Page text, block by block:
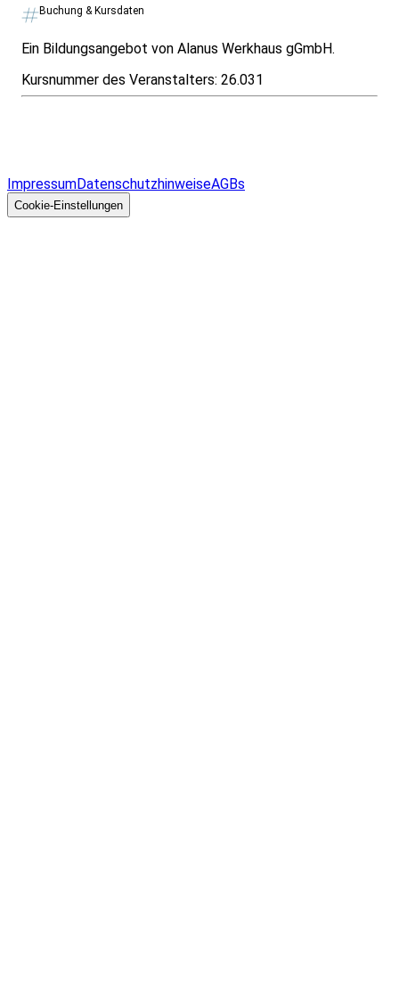
Buchung & Kursdaten
Ein Bildungsangebot von Alanus Werkhaus gGmbH.
Kursnummer des Veranstalters: 26.031
ImpressumDatenschutzhinweiseAGBs
Cookie-Einstellungen